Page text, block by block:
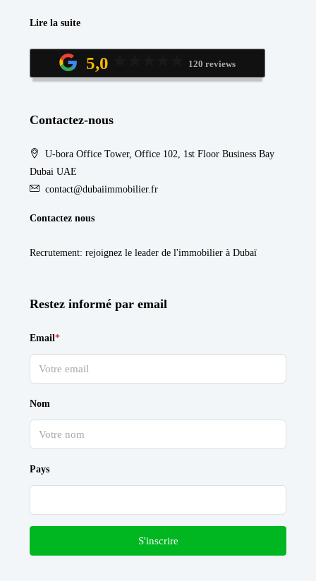
Lire la suite
5,0 120 reviews
Contactez-nous
U-bora Office Tower, Office 102, 1st Floor Business Bay
Dubai UAE
contact@dubaiimmobilier.fr
Contactez nous
Recrutement: rejoignez le leader de l'immobilier à Dubaï
Restez informé par email
Email*
Nom
Pays
S'inscrire